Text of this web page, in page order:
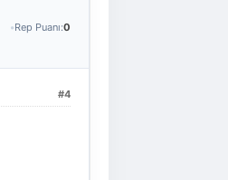
Rep Puanı:0
#4